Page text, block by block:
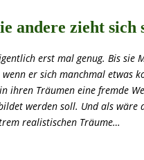
andere zieht sich
erst mal genug. Bis sie
er sich manchmal etwas
ihren Träumen eine fremde
werden soll. Und als wäre
realistischen Träume…